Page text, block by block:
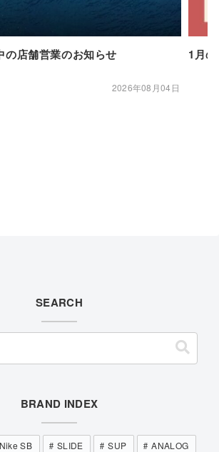
の店舗営業のお知らせ
2026年08月04日
1月
SEARCH
BRAND INDEX
Nike SB SLIDE SUP
ANALOG